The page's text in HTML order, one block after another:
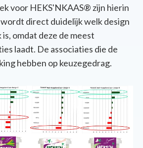
voor HEKS'NKAAS® zijn hierin
direct duidelijk welk design
omdat deze de meest
laadt. De associaties die de
hebben op keuzegedrag.